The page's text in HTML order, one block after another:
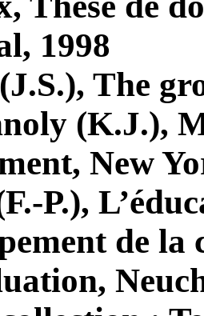
1998
The
(K.J.),
New
P.),
de la